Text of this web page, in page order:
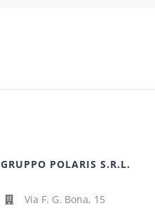
GRUPPO POLARIS S.R.L.
Via F. G. Bona, 15